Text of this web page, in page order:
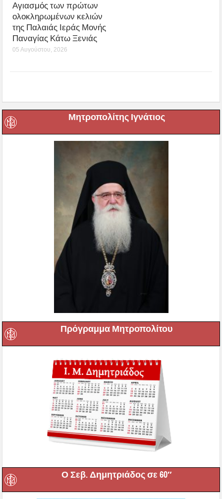
Αγιασμός των πρώτων
ολοκληρωμένων κελιών
της Παλαιάς Ιεράς Μονής
Παναγίας Κάτω Ξενιάς
05 Αυγούστου, 2026
Μητροπολίτης Ιγνάτιος
Πρόγραμμα Μητροπολίτου
Ο Σεβ. Δημητριάδος σε 60″